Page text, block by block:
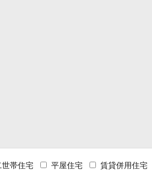
世帯住宅 平屋住宅 賃貸併用住宅